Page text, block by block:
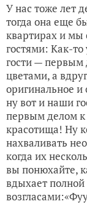
У нас тоже лет
тогда она еще
квартирах и мы
гостями: Как-
гости — первым
цветами, а
оригинальное и
ну вот и наши
первым делом к
красотища! Ну
нахваливать
когда их
вы понюхайте,
вдыхает